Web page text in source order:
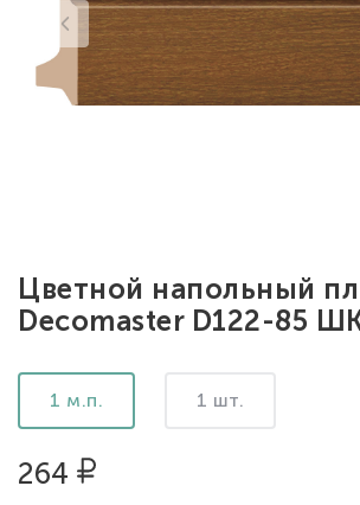
Цветной напольный
Decomaster D122-85
1 м.п. 1 шт.
264